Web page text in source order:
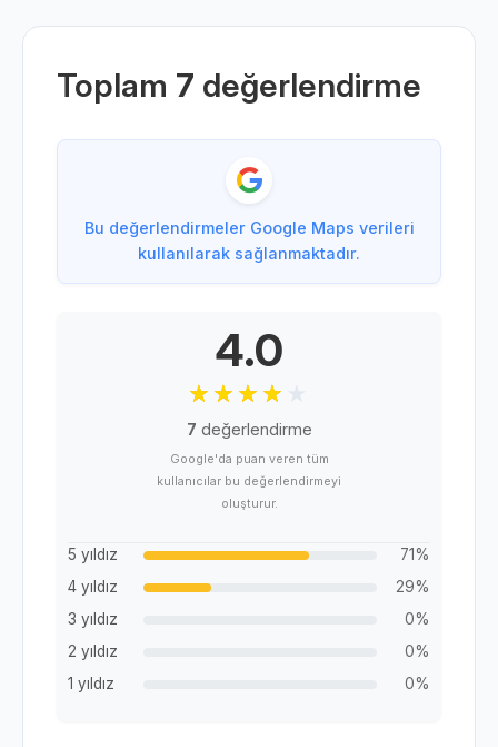
Toplam 7 değerlendirme
Bu değerlendirmeler Google Maps verileri
kullanılarak sağlanmaktadır.
4.0
7 değerlendirme
Google'da puan veren tüm
kullanıcılar bu değerlendirmeyi
oluşturur.
5 yıldız
71%
4 yıldız
29%
3 yıldız
0%
2 yıldız
0%
1 yıldız
0%